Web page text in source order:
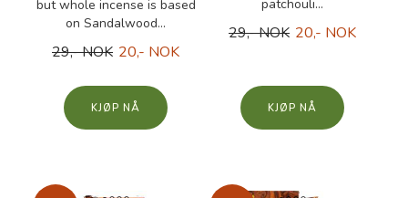
but whole incense is based
on Sandalwood...
29,- NOK 20,- NOK
KJØP
patchouli...
29,- NOK 20,- NOK
KJØP